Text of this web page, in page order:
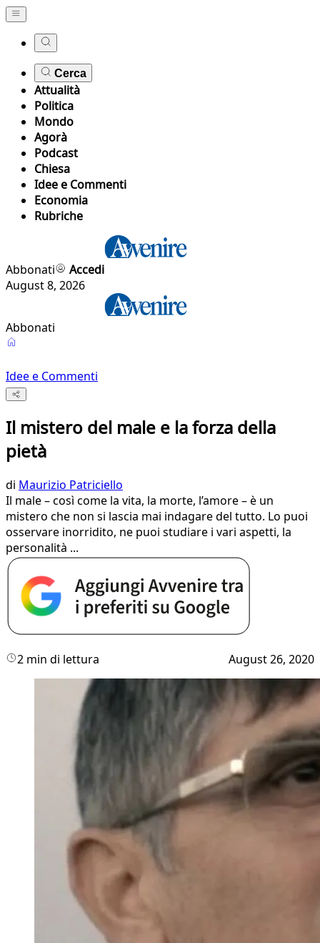
Cerca
Attualità
Politica
Mondo
Agorà
Podcast
Chiesa
Idee e Commenti
Economia
Rubriche
Abbonati
Accedi
August 8, 2026
Abbonati
Idee e Commenti
Il mistero del male e la forza della
pietà
di Maurizio Patriciello
Il male – così come la vita, la morte, l’amore – è un
mistero che non si lascia mai indagare del tutto. Lo puoi
osservare inorridito, ne puoi studiare i vari aspetti, la
personalità ...
2 min di lettura August 26, 2020